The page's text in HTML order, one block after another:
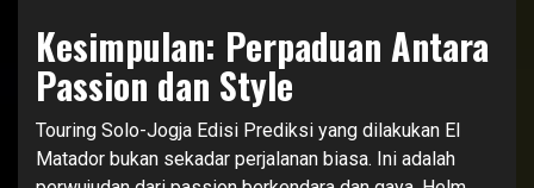
Kesimpulan: Perpaduan Antara
Passion dan Style
Touring Solo-Jogja Edisi Prediksi yang dilakukan El
Matador bukan sekadar perjalanan biasa. Ini adalah